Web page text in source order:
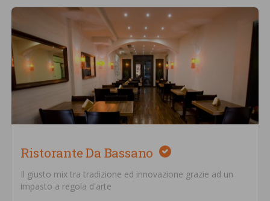
Ristorante Da Bassano
Il giusto mix tra tradizione ed innovazione grazie ad un
impasto a regola d'arte